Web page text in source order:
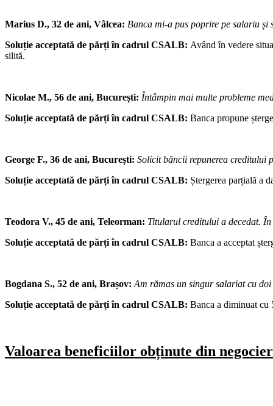
Marius D., 32 de ani, Vâlcea: Banca mi-a pus poprire pe salariu și
Soluție acceptată de părți în cadrul CSALB: Având în vedere
silită.
Nicolae M., 56 de ani, București: Întâmpin mai multe probleme
Soluție acceptată de părți în cadrul CSALB: Banca propune
George F., 36 de ani, București: Solicit băncii repunerea creditului
Soluție acceptată de părți în cadrul CSALB: Ștergerea parțială a
Teodora V., 45 de ani, Teleorman: Titularul creditului a decedat.
Soluție acceptată de părți în cadrul CSALB: Banca a acceptat
Bogdana S., 52 de ani, Brașov: Am rămas un singur salariat cu
Soluție acceptată de părți în cadrul CSALB: Banca a diminuat cu
Valoarea beneficiilor obținute din